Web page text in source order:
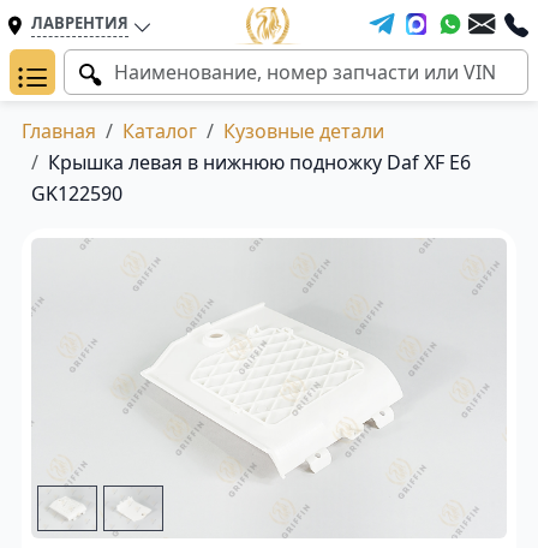
ЛАВРЕНТИЯ
Главная Каталог
Кузовные детали
Крышка левая в нижнюю подножку Daf XF E6
GK122590